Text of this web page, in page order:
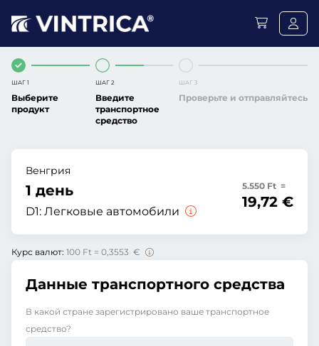
ШАГ 1
Выберите
продукт
ШАГ 2
Введите
транспортное
средство
ШАГ 3
Проверьте и отправляйтесь
Венгрия
1 день
D1: Легковые автомобили
5.550 Ft =
19,72 €
Курс валют: 100 Ft = 0,3553 €
Данные транспортного средства
В какой стране зарегистрировано ваше транспортное
средство?